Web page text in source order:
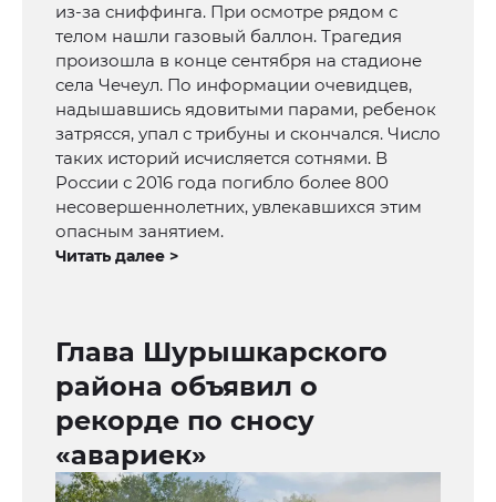
из-за сниффинга. При осмотре рядом с
телом нашли газовый баллон. Трагедия
произошла в конце сентября на стадионе
села Чечеул. По информации очевидцев,
надышавшись ядовитыми парами, ребенок
затрясся, упал с трибуны и скончался. Число
таких историй исчисляется сотнями. В
России с 2016 года погибло более 800
несовершеннолетних, увлекавшихся этим
опасным занятием.
Читать далее >
Глава Шурышкарского
района объявил о
рекорде по сносу
«авариек»